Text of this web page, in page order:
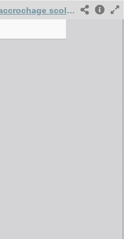
221130 - CD Daele QE - Services d’accrochage scolaires (SAS)_COMPLET